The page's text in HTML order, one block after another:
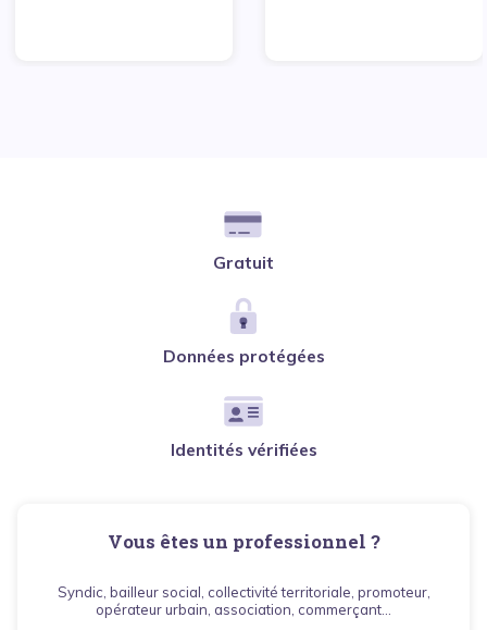
Gratuit
Données protégées
Identités vérifiées
Vous êtes un professionnel ?
Syndic, bailleur social, collectivité territoriale, promoteur,
opérateur urbain, association, commerçant...